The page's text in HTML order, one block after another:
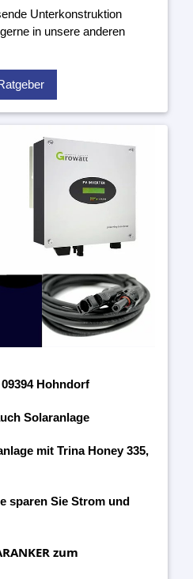
Unterkonstruktion
in unsere anderen
Hohndorf
Solaranlage
mit Trina Honey 335,
sparen Sie Strom und
zum